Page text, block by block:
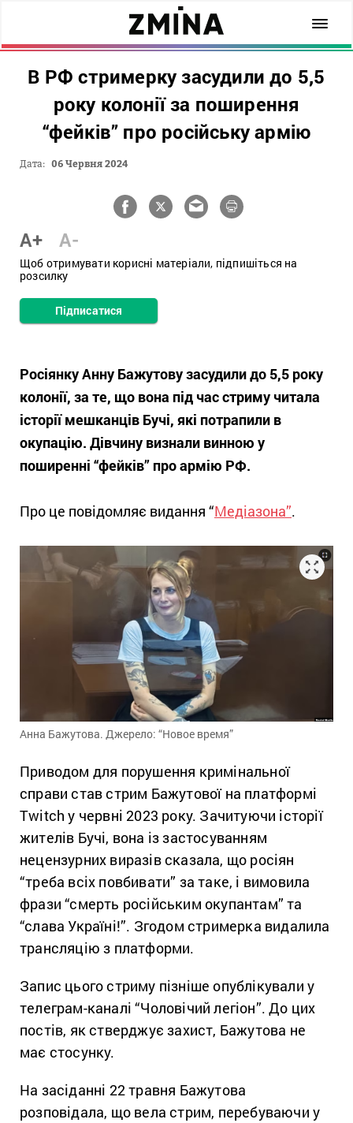
В РФ стримерку засудили до 5,5
року колонії за поширення
“фейків” про російську армію
Дата: 06 Червня 2024
A+ A-
Щоб отримувати корисні матеріали, підпишіться на
розсилку
Підписатися
Росіянку Анну Бажутову засудили до 5,5 року
колонії, за те, що вона під час стриму читала
історії мешканців Бучі, які потрапили в
окупацію. Дівчину визнали винною у
поширенні “фейків” про армію РФ.
Про це повідомляє видання “Медіазона”.
Анна Бажутова. Джерело: “Новое время”
Приводом для порушення кримінальної
справи став стрим Бажутової на платформі
Twitch у червні 2023 року. Зачитуючи історії
жителів Бучі, вона із застосуванням
нецензурних виразів сказала, що росіян
“треба всіх повбивати” за таке, і вимовила
фрази “смерть російським окупантам” та
“слава Україні!”. Згодом стримерка видалила
трансляцію з платформи.
Запис цього стриму пізніше опублікували у
телеграм-каналі “Чоловічий легіон”. До цих
постів, як стверджує захист, Бажутова не
має стосунку.
На засіданні 22 травня Бажутова
розповідала, що вела стрим, перебуваючи у